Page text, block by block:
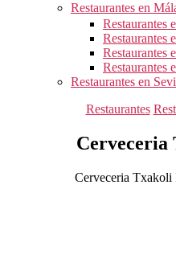
Restaurantes en
Restaurantes
Restaurantes
Restaurantes
Restaurantes
Restaurantes en
Restaurantes
Cerveceria Txakoli